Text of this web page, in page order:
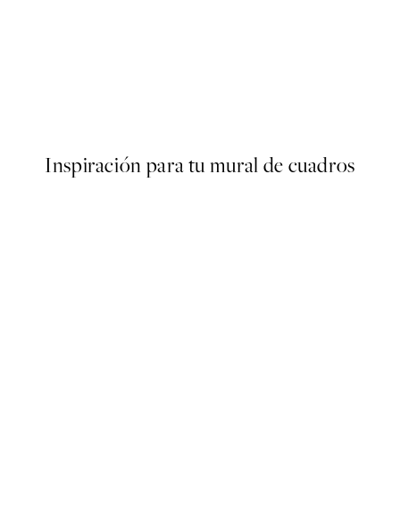
Inspiración para tu mural de cuadros